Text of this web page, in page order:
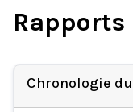
Chronologie